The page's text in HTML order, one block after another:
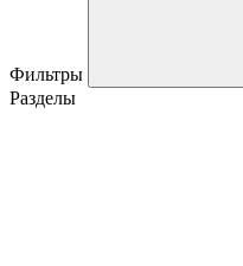
Фильтры
Разделы